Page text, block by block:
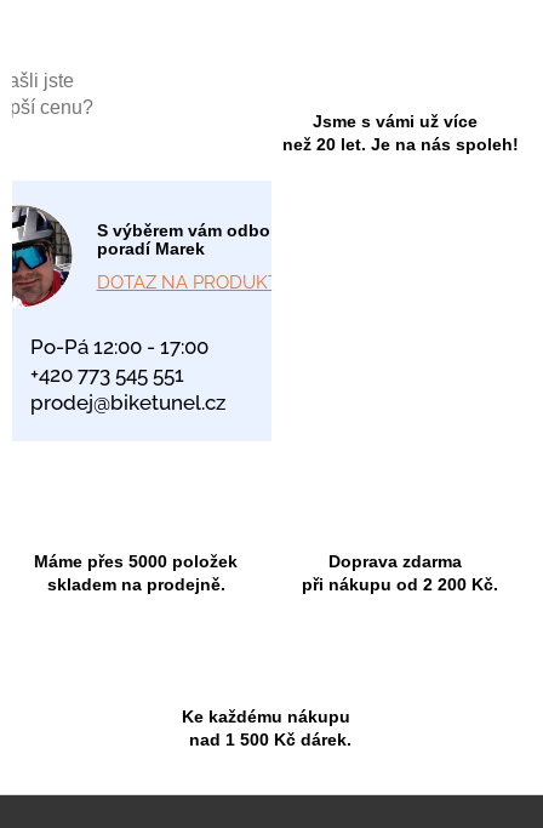
jste
cenu?
S výběrem vám odborně
poradí Marek
DOTAZ NA PRODUKT
Po-Pá 12:00 - 17:00
+420 773 545 551
prodej@biketunel.cz
Jsme s vámi už více
než 20 let. Je na nás spoleh!
Máme přes 5000 položek
skladem na prodejně.
Doprava zdarma
při nákupu od 2 200 Kč.
Ke každému nákupu
nad 1 500 Kč dárek.